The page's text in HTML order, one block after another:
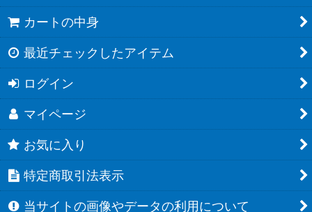
カートの中身
最近チェックしたアイテム
ログイン
マイページ
お気に入り
特定商取引法表示
当サイトの画像やデータの利用について